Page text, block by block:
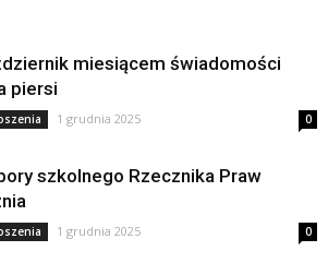
miesiącem świadomości
piersi
1 grudnia 2025 0
szkolnego Rzecznika Praw
1 grudnia 2025 0